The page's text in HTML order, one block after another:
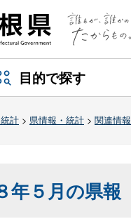
目的で探す
計 > 県情報・統計 > 関連情報
年５月の県報